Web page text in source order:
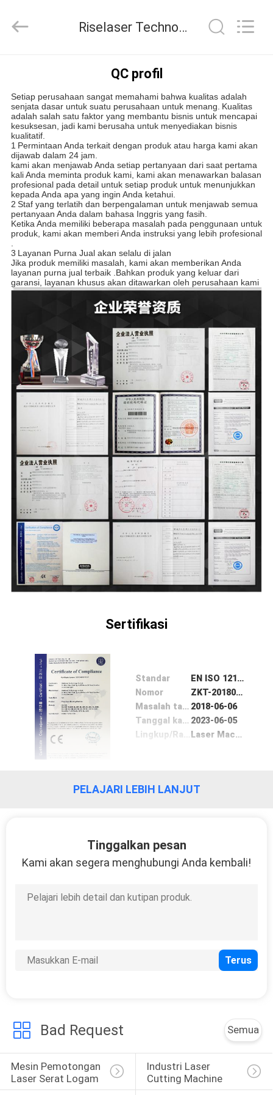
PRODUK
PERTUNJUKAN
VR
TENTANG
KAMI
TUR
PABRIK
KONTROL
KUALITAS
HUBUNGI
KAMI
PERMINTAAN
PENAWARAN
РУССКИЙ
САЙТ
SITEMAP
Technology
Riselaser Technology Co., Ltd Kontrol kualitas
QC profil
Setiap perusahaan sangat memahami bahwa kualitas adalah
senjata dasar untuk suatu perusahaan untuk menang. Kualitas
adalah salah satu faktor yang membantu bisnis untuk mencapai
kesuksesan, jadi kami berusaha untuk menyediakan bisnis
kualitatif.
1 Permintaan Anda terkait dengan produk atau harga kami akan
dijawab dalam 24 jam.
kami akan menjawab Anda setiap pertanyaan dari saat pertama
kali Anda meminta produk kami, kami akan menawarkan balasan
profesional pada detail untuk setiap produk untuk menunjukkan
kepada Anda apa yang ingin Anda ketahui.
2 Staf yang terlatih dan berpengalaman untuk menjawab semua
pertanyaan Anda dalam bahasa Inggris yang fasih.
Ketika Anda memiliki beberapa masalah pada penggunaan untuk
produk, kami akan memberi Anda instruksi yang lebih profesional
.
3 Layanan Purna Jual akan selalu di jalan
Jika produk memiliki masalah, kami akan memberikan Anda
layanan purna jual terbaik .Bahkan produk yang keluar dari
garansi, layanan khusus akan ditawarkan oleh perusahaan kami
Sertifikasi
Standar
EN ISO 12100:2010
Nomor
ZKT-2018071124C
Masalah tanggal 2018-06-06
Tanggal kadaluwarsa 2023-06-05
Laser Machine
PELAJARI LEBIH LANJUT
Tinggalkan pesan
Kami akan segera menghubungi Anda kembali!
Bad Request Semua
Mesin Pemotongan
Laser Serat Logam
Industri Laser
Cutting Machine